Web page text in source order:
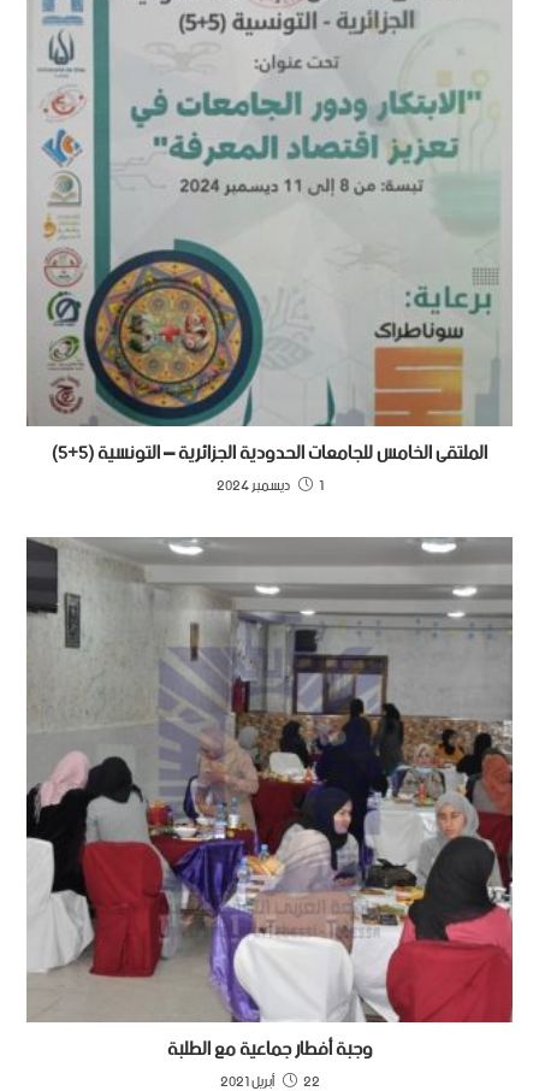
الملتقى الخامس للجامعات الحدودية الجزائرية – التونسية (5+5)
1 ديسمبر 2024
وجبة أفطار جماعية مع الطلبة
22 أبريل 2021